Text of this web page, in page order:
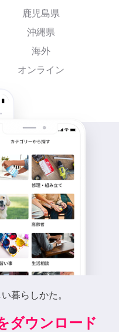
鹿児島県
沖縄県
海外
オンライン
暮らしかた。
ダウンロード